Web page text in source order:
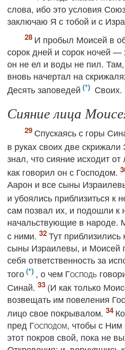
слова, ибо это условия
заключаю Я с тобой и с
И пробыл Моисей в
сорок дней и сорок ночей —
он не ел и воды не пил. Там,
вновь начертал на
Десять заповедей
Своих.
Сияние лица
Спускаясь с горы
в руках своих две скрижали
знал, что сияние исходит от
как говорил он с Господом.
Аарон и все сыны
и убоялись приблизиться к
сам позвал их, и подошли к
начальствующие в народе.
с ними.
Тут
сыны Израилевы, и Моисей
себя ответственность за
того
, о чем Господь
Синай.
(И как только
возвещать им повеления
лицо свое покрывалом.
пред Господом, чтобы с Ним
этот покров свой, пока не